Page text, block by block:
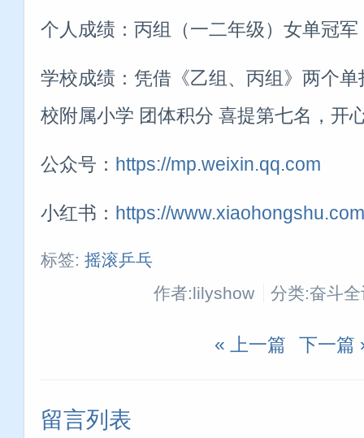
个人成绩：丙组（一二年级）女单冠军
学校成绩：凭借《乙组、丙组》两个
校附属小学 团体积分 喜提第七名，开
公众号： https://mp.weixin.qq.com
小红书： https://
标签: 摇滚乒乓
作者:lilyshow
分类:奋斗
« 上一篇 下一篇
留言列表